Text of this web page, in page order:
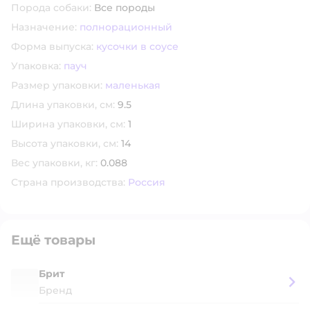
Порода собаки: Все породы
Назначение: полнорационный
Форма выпуска: кусочки в соусе
Упаковка: пауч
Размер упаковки: маленькая
Длина упаковки, см: 9.5
Ширина упаковки, см: 1
Высота упаковки, см: 14
Вес упаковки, кг: 0.088
Страна производства: Россия
Ещё товары
Брит
Бренд